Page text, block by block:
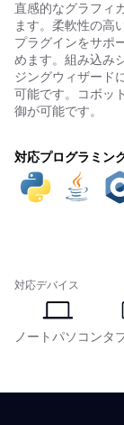
直感的なグラフィ
ます。柔軟性の高
プラグインをサポ
めます。組み込み
ジングウィザード
可能です。コボッ
御が可能です。
対応プログラミン
対応デバイス
ノートパソコンタ